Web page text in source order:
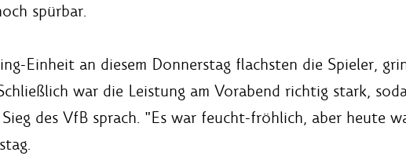
spürbar.
Einheit an diesem Donnerstag flachsten die Spieler,
war die Leistung am Vorabend richtig stark,
des VfB sprach. "Es war feucht-fröhlich, aber heute